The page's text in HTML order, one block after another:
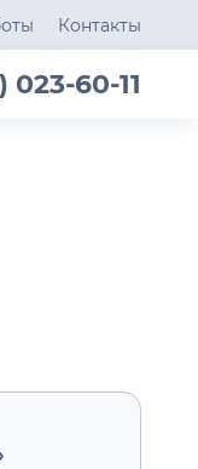
Контакты
023-60-11